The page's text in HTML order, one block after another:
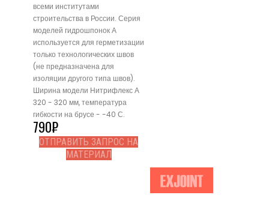
всеми институтами
строительства в России. Серия
моделей гидрошпонок А
используется для герметизации
только технологических швов
(не предназначена для
изоляции другого типа швов).
Ширина модели Нитрифлекс А
320 - 320 мм, температура
гибкости на брусе - -40 С.
790₽
ОТПРАВИТЬ ЗАПРОС НА
МАТЕРИАЛ